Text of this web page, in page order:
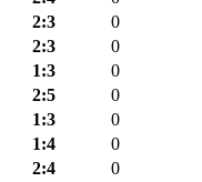
2:3
0
2:3
0
1:3
0
2:5
0
1:3
0
1:4
0
2:4
0